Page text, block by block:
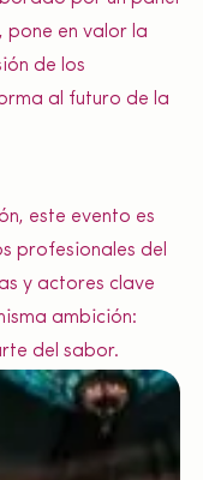
pone en valor la
de los
al futuro de la
este evento es
profesionales del
y actores clave
ambición:
del sabor.